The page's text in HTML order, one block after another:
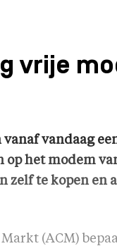
vrije
vandaag
op het modem
zelf te kopen en
(ACM)